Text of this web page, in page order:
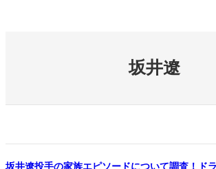
坂井遼
坂井遼投手の家族エピソードについて調査！ド